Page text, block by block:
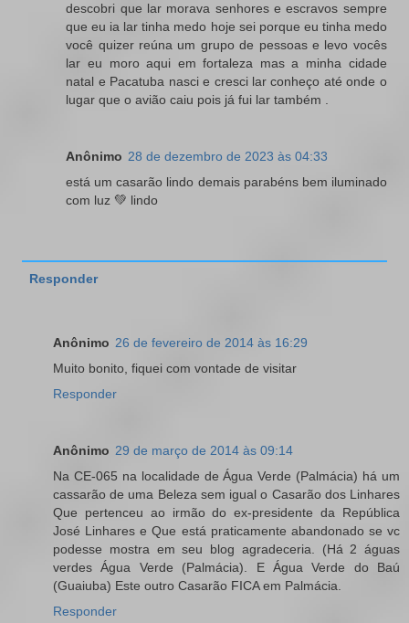
descobri que lar morava senhores e escravos sempre
que eu ia lar tinha medo hoje sei porque eu tinha medo
você quizer reúna um grupo de pessoas e levo vocês
lar eu moro aqui em fortaleza mas a minha cidade
natal e Pacatuba nasci e cresci lar conheço até onde o
lugar que o avião caiu pois já fui lar também .
Anônimo 28 de dezembro de 2023 às 04:33
está um casarão lindo demais parabéns bem iluminado
com luz 💚 lindo
Responder
Anônimo 26 de fevereiro de 2014 às 16:29
Muito bonito, fiquei com vontade de visitar
Responder
Anônimo 29 de março de 2014 às 09:14
Na CE-065 na localidade de Água Verde (Palmácia) há um
cassarão de uma Beleza sem igual o Casarão dos Linhares
Que pertenceu ao irmão do ex-presidente da República
José Linhares e Que está praticamente abandonado se vc
podesse mostra em seu blog agradeceria. (Há 2 águas
verdes Água Verde (Palmácia). E Água Verde do Baú
(Guaiuba) Este outro Casarão FICA em Palmácia.
Responder